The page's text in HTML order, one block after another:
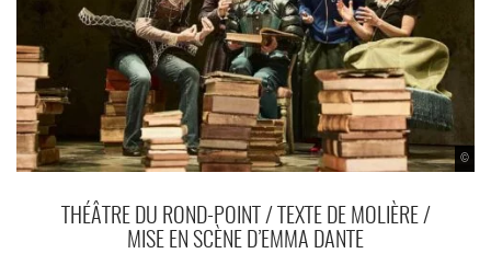
©
THÉÂTRE DU ROND-POINT / TEXTE DE MOLIÈRE /
MISE EN SCÈNE D’EMMA DANTE